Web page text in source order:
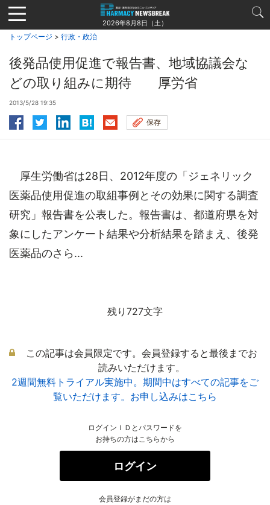
Jump
to
navigation
2026年8月8日（土）
トップページ > 行政・政治
後発品使用促進で報告書、地域協議会な
どの取り組みに期待 厚労省
2013/5/28 19:35
保存
厚生労働省は28日、2012年度の「ジェネリック
医薬品使用促進の取組事例とその効果に関する調査
研究」報告書を公表した。報告書は、都道府県を対
象にしたアンケート結果や分析結果を踏まえ、後発
医薬品のさら...
残り727文字
この記事は会員限定です。会員登録すると最後までお
読みいただけます。
2週間無料トライアル実施中。期間中はすべての記事をご
覧いただけます。お申し込みはこちら
ログインＩＤとパスワードを
お持ちの方はこちらから
ログイン
会員登録がまだの方は